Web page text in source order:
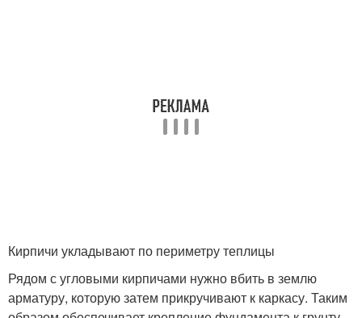
Кирпичи укладывают по периметру теплицы
Рядом с угловыми кирпичами нужно вбить в землю
арматуру, которую затем прикручивают к каркасу. Таким